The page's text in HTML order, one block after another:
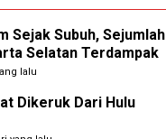
Sejak Subuh, Sejumlah
Selatan Terdampak
lalu
Dikeruk Dari Hulu